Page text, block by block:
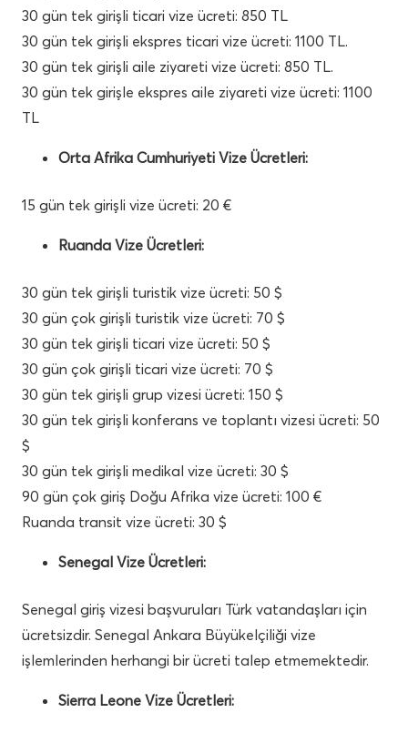
30 gün tek girişli ticari vize ücreti: 850 TL
30 gün tek girişli ekspres ticari vize ücreti: 1100 TL.
30 gün tek girişli aile ziyareti vize ücreti: 850 TL.
30 gün tek girişle ekspres aile ziyareti vize ücreti: 1100
TL
Orta Afrika Cumhuriyeti Vize Ücretleri:
15 gün tek girişli vize ücreti: 20 €
Ruanda Vize Ücretleri:
30 gün tek girişli turistik vize ücreti: 50 $
30 gün çok girişli turistik vize ücreti: 70 $
30 gün tek girişli ticari vize ücreti: 50 $
30 gün çok girişli ticari vize ücreti: 70 $
30 gün tek girişli grup vizesi ücreti: 150 $
30 gün tek girişli konferans ve toplantı vizesi ücreti: 50
$
30 gün tek girişli medikal vize ücreti: 30 $
90 gün çok giriş Doğu Afrika vize ücreti: 100 €
Ruanda transit vize ücreti: 30 $
Senegal Vize Ücretleri:
Senegal giriş vizesi başvuruları Türk vatandaşları için
ücretsizdir. Senegal Ankara Büyükelçiliği vize
işlemlerinden herhangi bir ücreti talep etmemektedir.
Sierra Leone Vize Ücretleri: